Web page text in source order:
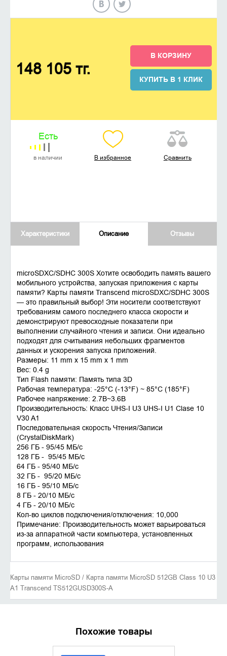
148 105 тг.
В КОРЗИНУ
КУПИТЬ В 1 КЛИК
Есть
в наличии В избранное Сравнить
Характеристики Описание Отзывы
microSDXC/SDHC 300S Хотите освободить память вашего
мобильного устройства, запуская приложения с карты
памяти? Карты памяти Transcend microSDXC/SDHC 300S
— это правильный выбор! Эти носители соответствуют
требованиям самого последнего класса скорости и
демонстрируют превосходные показатели при
выполнении случайного чтения и записи. Они идеально
подходят для считывания небольших фрагментов
данных и ускорения запуска приложений.
Размеры: 11 mm x 15 mm x 1 mm
Вес: 0.4 g
Тип Flash памяти: Память типа 3D
Рабочая температура: -25°C (-13°F) ~ 85°C (185°F)
Рабочее напряжение: 2.7В~3.6В
Производительность: Класс UHS-I U3 UHS-I U1 Clase 10
V30 A1
Последовательная скорость Чтения/Записи
(CrystalDiskMark)
256 ГБ - 95/45 МБ/с
128 ГБ - 95/45 МБ/с
64 ГБ - 95/40 МБ/с
32 ГБ - 95/20 МБ/с
16 ГБ - 95/10 МБ/с
8 ГБ - 20/10 МБ/с
4 ГБ - 20/10 МБ/с
Кол-во циклов подключения/отключения: 10,000
Примечание: Производительность может варьироваться
из-за аппаратной части компьютера, установленных
программ, использования
Карты памяти MicroSD / Карта памяти MicroSD 512GB Class 10 U3
A1 Transcend TS512GUSD300S-A
Похожие товары